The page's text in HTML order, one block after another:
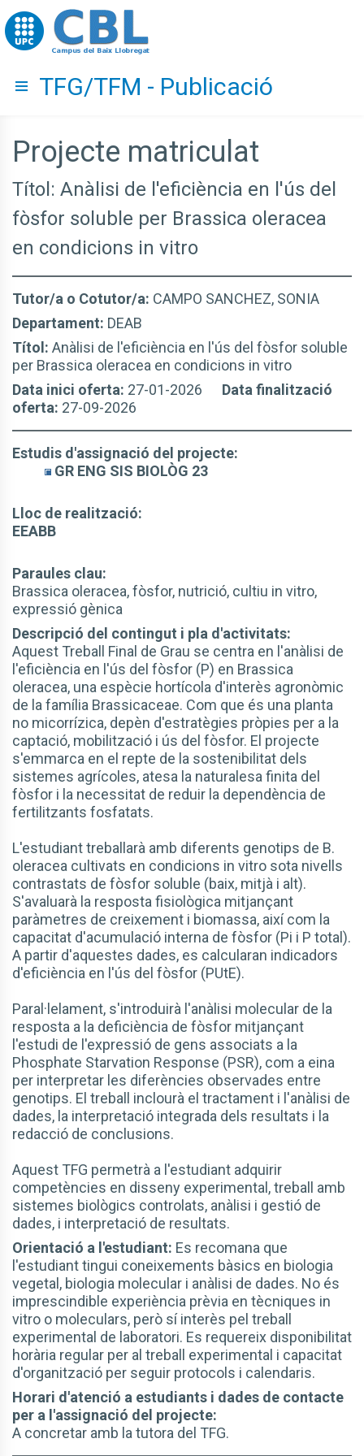
Go to upc.edu
Hide menu
TFG/TFM - Publicació
Projecte matriculat
Títol: Anàlisi de l'eficiència en l'ús del
fòsfor soluble per Brassica oleracea
en condicions in vitro
Tutor/a o Cotutor/a: CAMPO SANCHEZ, SONIA
Departament: DEAB
Títol: Anàlisi de l'eficiència en l'ús del fòsfor soluble
per Brassica oleracea en condicions in vitro
Data inici oferta: 27-01-2026 Data finalització
oferta: 27-09-2026
Estudis d'assignació del projecte:
GR ENG SIS BIOLÒG 23
Lloc de realització:
EEABB
Paraules clau:
Brassica oleracea, fòsfor, nutrició, cultiu in vitro,
expressió gènica
Descripció del contingut i pla d'activitats:
Aquest Treball Final de Grau se centra en l'anàlisi de
l'eficiència en l'ús del fòsfor (P) en Brassica
oleracea, una espècie hortícola d'interès agronòmic
de la família Brassicaceae. Com que és una planta
no micorrízica, depèn d'estratègies pròpies per a la
captació, mobilització i ús del fòsfor. El projecte
s'emmarca en el repte de la sostenibilitat dels
sistemes agrícoles, atesa la naturalesa finita del
fòsfor i la necessitat de reduir la dependència de
fertilitzants fosfatats.
L'estudiant treballarà amb diferents genotips de B.
oleracea cultivats en condicions in vitro sota nivells
contrastats de fòsfor soluble (baix, mitjà i alt).
S'avaluarà la resposta fisiològica mitjançant
paràmetres de creixement i biomassa, així com la
capacitat d'acumulació interna de fòsfor (Pi i P total).
A partir d'aquestes dades, es calcularan indicadors
d'eficiència en l'ús del fòsfor (PUtE).
Paral·lelament, s'introduirà l'anàlisi molecular de la
resposta a la deficiència de fòsfor mitjançant
l'estudi de l'expressió de gens associats a la
Phosphate Starvation Response (PSR), com a eina
per interpretar les diferències observades entre
genotips. El treball inclourà el tractament i l'anàlisi de
dades, la interpretació integrada dels resultats i la
redacció de conclusions.
Aquest TFG permetrà a l'estudiant adquirir
competències en disseny experimental, treball amb
sistemes biològics controlats, anàlisi i gestió de
dades, i interpretació de resultats.
Orientació a l'estudiant: Es recomana que
l'estudiant tingui coneixements bàsics en biologia
vegetal, biologia molecular i anàlisi de dades. No és
imprescindible experiència prèvia en tècniques in
vitro o moleculars, però sí interès pel treball
experimental de laboratori. Es requereix disponibilitat
horària regular per al treball experimental i capacitat
d'organització per seguir protocols i calendaris.
Horari d'atenció a estudiants i dades de contacte
per a l'assignació del projecte:
A concretar amb la tutora del TFG.